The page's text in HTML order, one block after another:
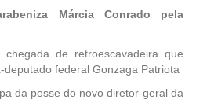
Márcia Conrado pela
chegada de retroescavadeira que
federal Gonzaga Patriota
da posse do novo diretor-geral da